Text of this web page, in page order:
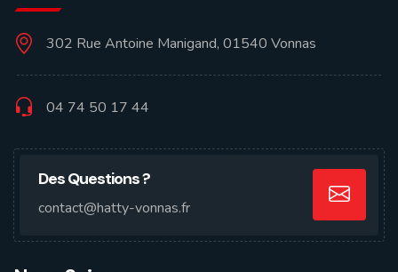
302 Rue Antoine Manigand, 01540 Vonnas
04 74 50 17 44
Des Questions ?
contact@hatty-vonnas.fr